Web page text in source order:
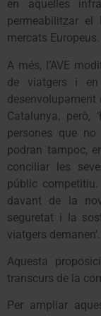
en aquelles
permeabilitzar
mercats Europeus.
A més, l’AVE
de viatgers i
Catalunya,
persones que no
podran tampoc,
conciliar les
públic
davant de la
seguretat i la
viatgers demanen’.
Aquesta
transcurs de la
Per ampliar